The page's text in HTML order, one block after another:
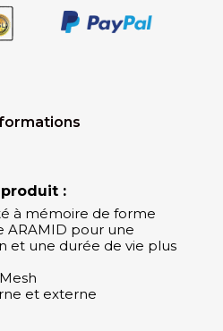
:
à mémoire de forme
ARAMID pour une
et une durée de vie plus
et externe